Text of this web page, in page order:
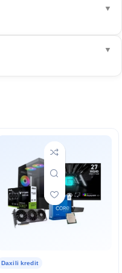
FPS
orta hesabla ~128 FPS
270+ FPS ilə rəqabətli
ortalamasına əsaslanan təxmini
nəticə sistem konfiqurasiyası,
bilər.
▼
▼
Daxili kredit